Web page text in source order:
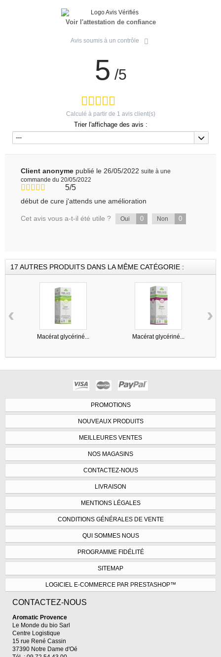
Voir l'attestation de confiance
Avis soumis à un contrôle
5 /5
Calculé à partir de 1 avis client(s)
Trier l'affichage des avis :
---
Client anonyme publié le 26/05/2022 suite à une
commande du 20/05/2022
5/5
début de cure j'attends une amélioration
Cet avis vous a-t-il été utile ? Oui 0 Non 0
17 AUTRES PRODUITS DANS LA MÊME CATÉGORIE :
Macérat glycériné... Macérat glycériné...
‹ ›
PROMOTIONS
NOUVEAUX PRODUITS
MEILLEURES VENTES
NOS MAGASINS
CONTACTEZ-NOUS
LIVRAISON
MENTIONS LÉGALES
CONDITIONS GÉNÉRALES DE VENTE
QUI SOMMES NOUS
PROGRAMME FIDÉLITÉ
SITEMAP
LOGICIEL E-COMMERCE PAR PRESTASHOP™
CONTACTEZ-NOUS
Aromatic Provence
Le Monde du bio Sarl
Centre Logistique
15 rue René Cassin
37390 Notre Dame d'Oé